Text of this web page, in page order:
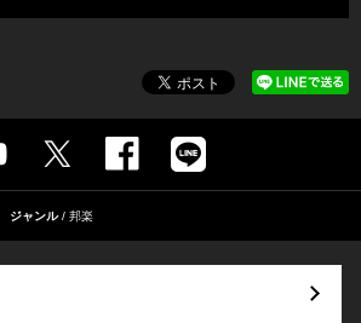
ジャンル 邦楽